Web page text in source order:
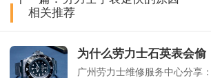
相关推荐
为什么劳力士石英表会偷
广州劳力士维修服务中心分享